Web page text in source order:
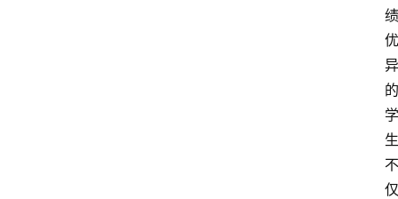
绩
优
异
的
学
生
不
仅